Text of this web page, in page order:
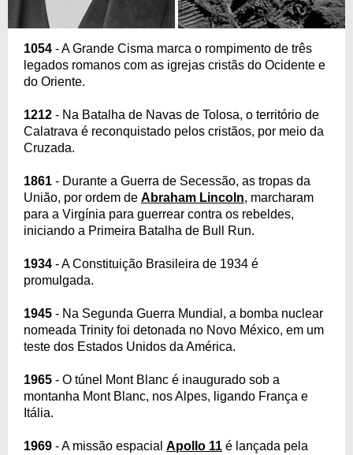
1054 - A Grande Cisma marca o rompimento de três
legados romanos com as igrejas cristãs do Ocidente e
do Oriente.
1212 - Na Batalha de Navas de Tolosa, o território de
Calatrava é reconquistado pelos cristãos, por meio da
Cruzada.
1861 - Durante a Guerra de Secessão, as tropas da
União, por ordem de Abraham Lincoln, marcharam
para a Virgínia para guerrear contra os rebeldes,
iniciando a Primeira Batalha de Bull Run.
1934 - A Constituição Brasileira de 1934 é
promulgada.
1945 - Na Segunda Guerra Mundial, a bomba nuclear
nomeada Trinity foi detonada no Novo México, em um
teste dos Estados Unidos da América.
1965 - O túnel Mont Blanc é inaugurado sob a
montanha Mont Blanc, nos Alpes, ligando França e
Itália.
1969 - A missão espacial Apollo 11 é lançada pela